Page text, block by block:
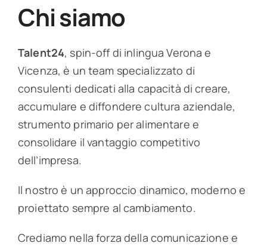
Chi siamo
Talent24, spin-off di inlingua Verona e
Vicenza, è un team specializzato di
consulenti dedicati alla capacità di creare,
accumulare e diffondere cultura aziendale,
strumento primario per alimentare e
consolidare il vantaggio competitivo
dell’impresa.
Il nostro è un approccio dinamico, moderno e
proiettato sempre al cambiamento.
Crediamo nella forza della comunicazione e